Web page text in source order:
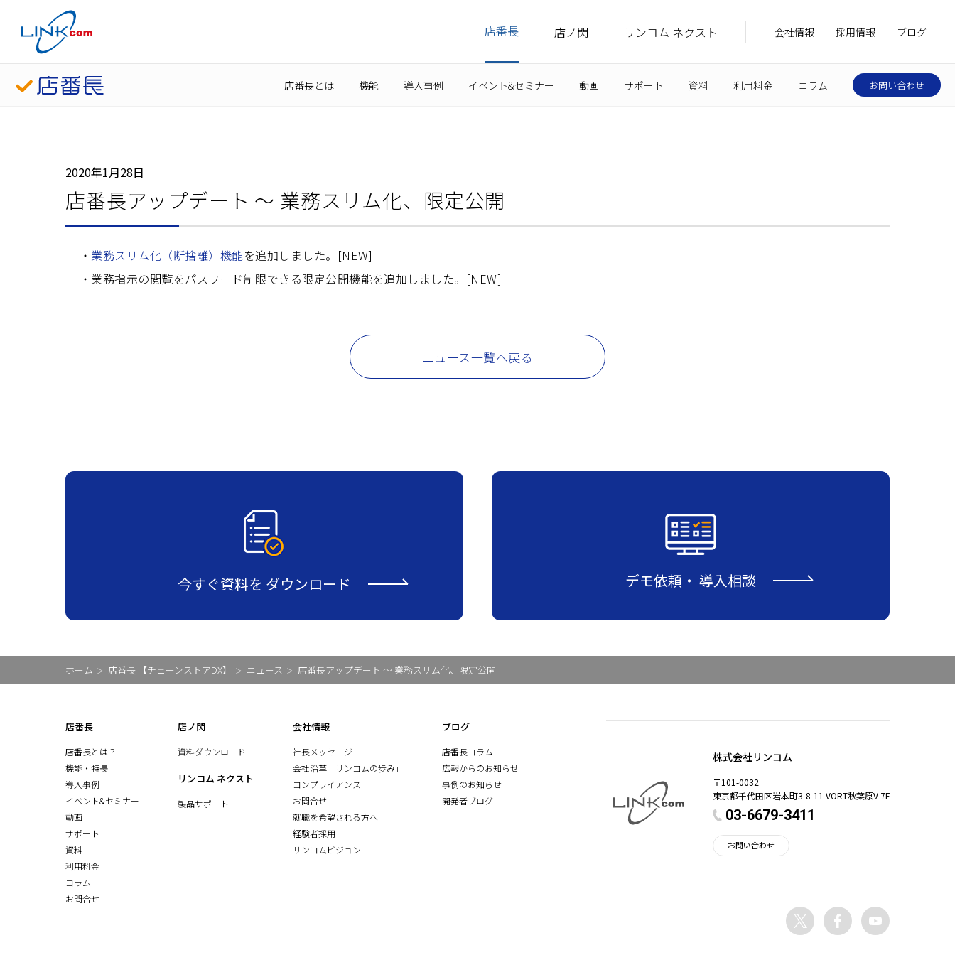
店番長 店ノ閃 リンコム ネクスト 会社情報 採用情報 ブログ
店番長とは 機能 導入事例 イベント&セミナー 動画 サポート 資料 利用料金 コラム お問い合わせ
2020年1月28日
店番長アップデート ～ 業務スリム化、限定公開
業務スリム化（断捨離）機能を追加しました。[NEW]
業務指示の閲覧をパスワード制限できる限定公開機能を追加しました。[NEW]
ニュース一覧へ戻る
今すぐ資料を ダウンロード デモ依頼 ・ 導入相談
ホーム 店番長 【チェーンストアDX】 ニュース 店番長アップデート ～ 業務スリム化、限定公開
店番長
店番長とは？
機能・特長
導入事例
イベント&セミナー
動画
サポート
資料
利用料金
コラム
お問合せ
店ノ閃
資料ダウンロード
リンコム ネクスト
製品サポート
会社情報
社長メッセージ
会社沿革「リンコムの歩み」
コンプライアンス
お問合せ
就職を希望される方へ
経験者採用
リンコムビジョン
ブログ
店番長コラム
広報からのお知らせ
事例のお知らせ
開発者ブログ
株式会社リンコム
〒101-0032
東京都千代田区岩本町3-8-11 VORT秋葉原V 7F
03-6679-3411
お問い合わせ